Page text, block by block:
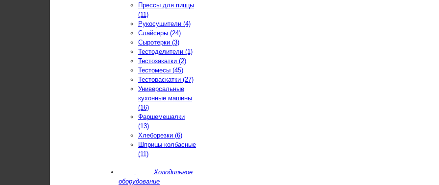
Прессы для пиццы
(11)
Рукосушители (4)
Слайсеры (24)
Сыротерки (3)
Тестоделители (1)
Тестозакатки (2)
Тестомесы (45)
Тестораскатки (27)
Универсальные
кухонные машины
(16)
Фаршемешалки
(13)
Хлеборезки (6)
Шприцы колбасные
(11)
Холодильное
оборудование